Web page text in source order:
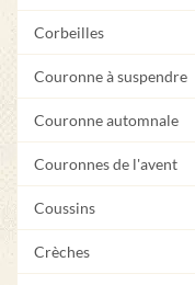
Corbeilles
Couronne à suspendre
Couronne automnale
Couronnes de l'avent
Coussins
Crèches